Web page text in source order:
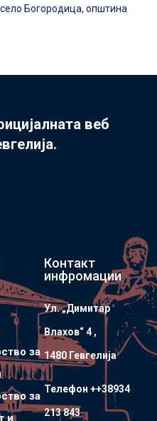
Богородица, општина
веб
за
за
и
Контакт
инфромации
Ул. „Димитар
Влахов“ 4 ,
1480 Гевгелијa
Телефон ++38934
213 843